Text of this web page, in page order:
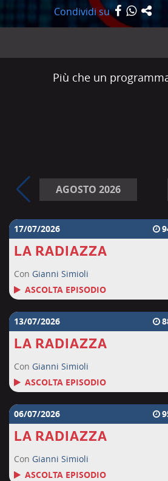
Condividi su
Più che un
AGOSTO 2026
17/07/2026
LA RADIAZZA
Con Gianni Simioli
ASCOLTA EPISODIO
13/07/2026
LA RADIAZZA
Con Gianni Simioli
ASCOLTA EPISODIO
06/07/2026
LA RADIAZZA
Con Gianni Simioli
ASCOLTA EPISODIO